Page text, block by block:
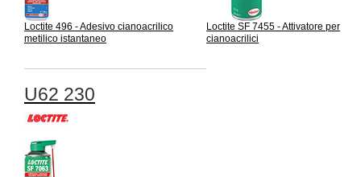
Loctite 496 - Adesivo cianoacrilico
metilico istantaneo
Loctite SF 7455 - Attivatore per
cianoacrilici
U62 230